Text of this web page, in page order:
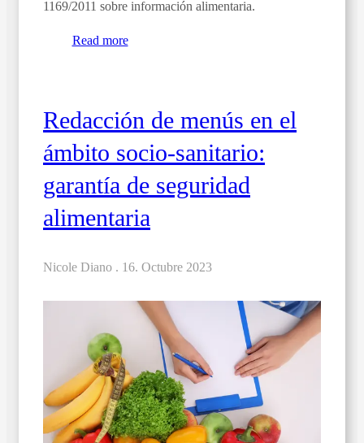
1169/2011 sobre información alimentaria.
Read more
Redacción de menús en el
ámbito socio-sanitario:
garantía de seguridad
alimentaria
Nicole Diano . 16. Octubre 2023